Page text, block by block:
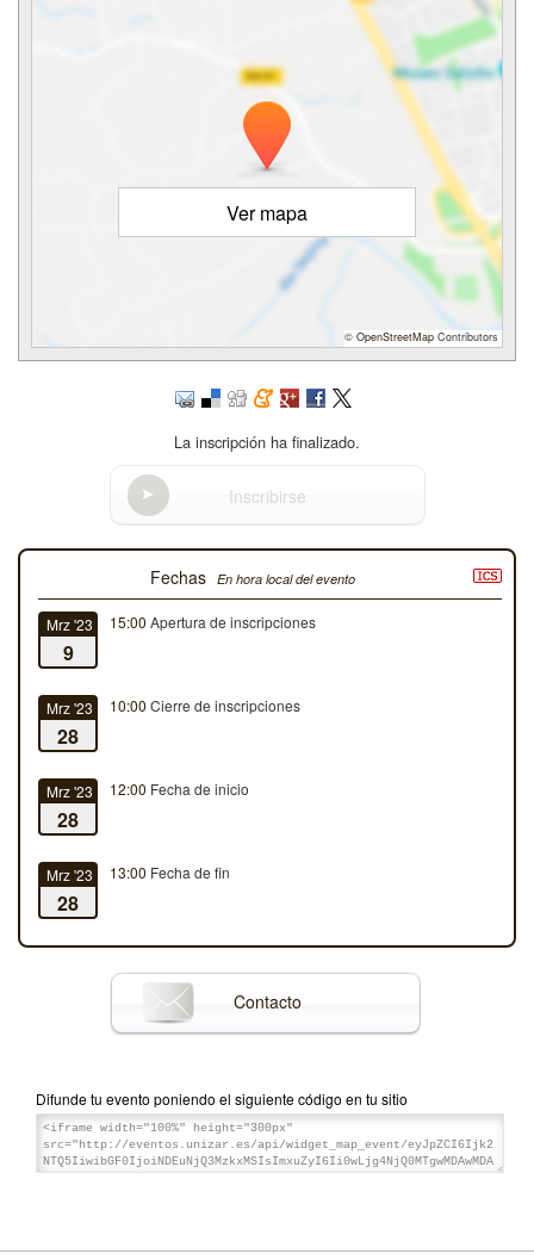
Ver mapa
© OpenStreetMap Contributors
La inscripción ha finalizado.
Inscribirse
Fechas En hora local del evento
Mrz '23
9
15:00 Apertura de inscripciones
Mrz '23
28
10:00 Cierre de inscripciones
Mrz '23
28
12:00 Fecha de inicio
Mrz '23
28
13:00 Fecha de fin
Contacto
Difunde tu evento poniendo el siguiente código en tu sitio